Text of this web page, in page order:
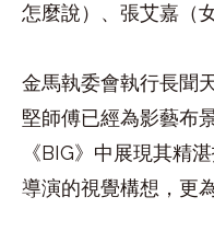
怎麼說）、張艾嘉（
金馬執委會執行長聞
堅師傅已經為影藝布
《BIG》中展現其精
導演的視覺構想，更